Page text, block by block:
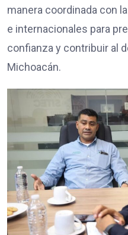
manera coordinada con
e internacionales para
confianza y contribuir al
Michoacán.